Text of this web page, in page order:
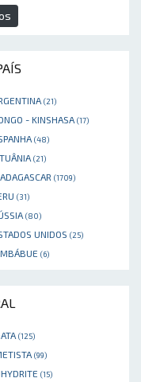
(21)
- KINSHASA (17)
(48)
(21)
(1709)
(31)
(80)
UNIDOS (25)
(6)
(125)
(99)
(15)